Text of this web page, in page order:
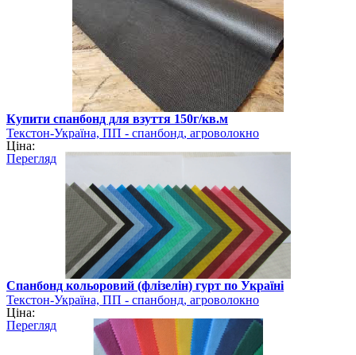
Купити спанбонд для взуття 150г/кв.м
Текстон-Україна, ПП - спанбонд, агроволокно
Ціна:
Перегляд
Спанбонд кольоровий (флізелін) гурт по Україні
Текстон-Україна, ПП - спанбонд, агроволокно
Ціна:
Перегляд